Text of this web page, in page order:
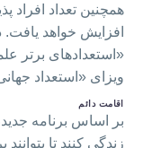
همچنین تعداد افراد
افزایش خواهد
«استعدادهای برتر
ویزای «استعداد
اقامت دائم
زندگی کنند تا